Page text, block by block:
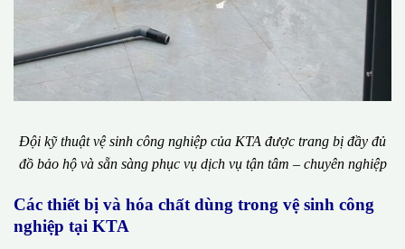
Đội kỹ thuật vệ sinh công nghiệp của KTA được trang bị đầy đủ
đồ bảo hộ và sẵn sàng phục vụ dịch vụ tận tâm – chuyên nghiệp
Các thiết bị và hóa chất dùng trong vệ sinh công
nghiệp tại KTA